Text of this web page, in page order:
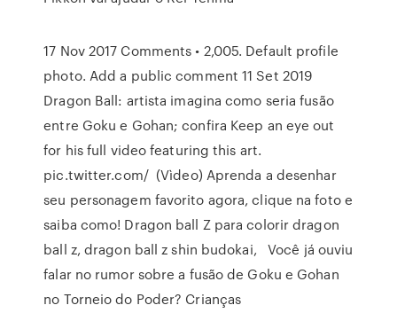
17 Nov 2017 Comments • 2,005. Default profile
photo. Add a public comment 11 Set 2019
Dragon Ball: artista imagina como seria fusão
entre Goku e Gohan; confira Keep an eye out
for his full video featuring this art.
pic.twitter.com/ (Vìdeo) Aprenda a desenhar
seu personagem favorito agora, clique na foto e
saiba como! Dragon ball Z para colorir dragon
ball z, dragon ball z shin budokai, Você já ouviu
falar no rumor sobre a fusão de Goku e Gohan
no Torneio do Poder? Crianças